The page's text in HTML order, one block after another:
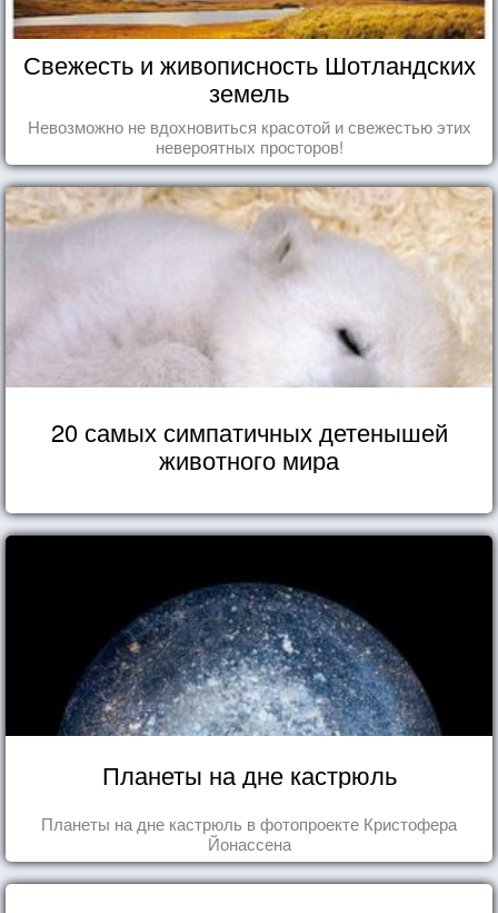
Свежесть и живописность Шотландских
земель
Невозможно не вдохновиться красотой и свежестью этих
невероятных просторов!
20 самых симпатичных детенышей
животного мира
Планеты на дне кастрюль
Планеты на дне кастрюль в фотопроекте Кристофера
Йонассена